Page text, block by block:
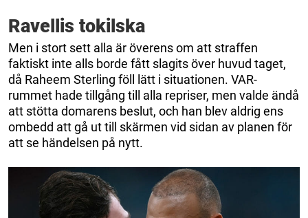
Ravellis tokilska
Men i stort sett alla är överens om att straffen
faktiskt inte alls borde fått slagits över huvud taget,
då Raheem Sterling föll lätt i situationen. VAR-
rummet hade tillgång till alla repriser, men valde ändå
att stötta domarens beslut, och han blev aldrig ens
ombedd att gå ut till skärmen vid sidan av planen för
att se händelsen på nytt.